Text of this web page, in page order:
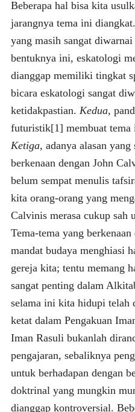
Beberapa hal bisa kita
jarangnya tema ini diangkat.
yang masih sangat
bentuknya ini, eskatologi
dianggap memiliki tingkat
bicara eskatologi sangat
ketidakpastian. Kedua,
futuristik[1] membuat tema
Ketiga, adanya alasan
berkenaan dengan John
belum sempat menulis
kita orang-orang yang
Calvinis merasa cukup sah
Tema-tema yang
mandat budaya menghiasi
gereja kita; tentu memang
sangat penting dalam
selama ini kita hidupi telah
ketat dalam Pengakuan
Iman Rasuli bukanlah
pengajaran, sebaliknya
untuk berhadapan dengan
doktrinal yang mungkin
dianggap kontroversial.